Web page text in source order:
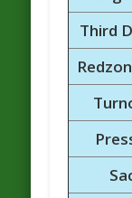
Third